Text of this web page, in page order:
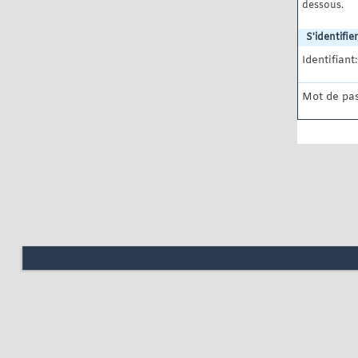
dessous.
S'identifier
Identifiant:
Mot de